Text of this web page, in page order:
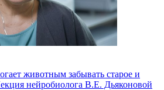
животным забывать старое и
нейробиолога В.Е. Дьяконовой